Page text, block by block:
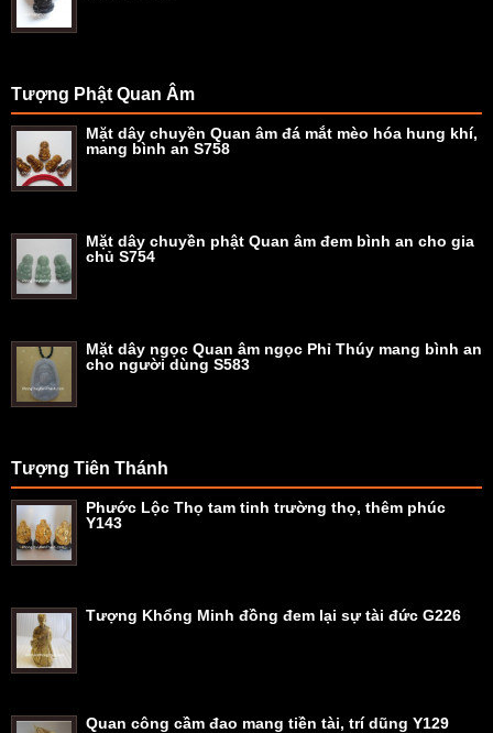
Tượng Phật Quan Âm
Mặt dây chuyền Quan âm đá mắt mèo hóa hung khí,
mang bình an S758
Mặt dây chuyền phật Quan âm đem bình an cho gia
chủ S754
Mặt dây ngọc Quan âm ngọc Phỉ Thúy mang bình an
cho người dùng S583
Tượng Tiên Thánh
Phước Lộc Thọ tam tinh trường thọ, thêm phúc
Y143
Tượng Khổng Minh đồng đem lại sự tài đức G226
Quan công cầm đao mang tiền tài, trí dũng Y129